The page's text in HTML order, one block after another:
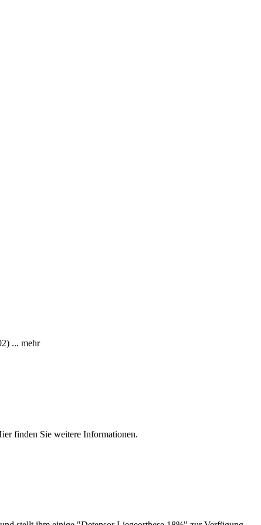
... mehr
finden Sie weitere Informationen.